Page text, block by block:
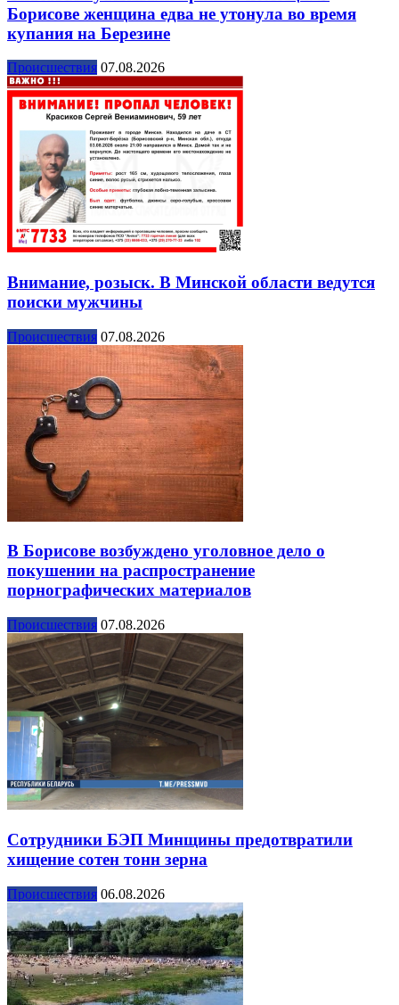
Борисове женщина едва не утонула во время
купания на Березине
Происшествия 07.08.2026
Внимание, розыск. В Минской области ведутся
поиски мужчины
Происшествия 07.08.2026
В Борисове возбуждено уголовное дело о
покушении на распространение
порнографических материалов
Происшествия 07.08.2026
Сотрудники БЭП Минщины предотвратили
хищение сотен тонн зерна
Происшествия 06.08.2026